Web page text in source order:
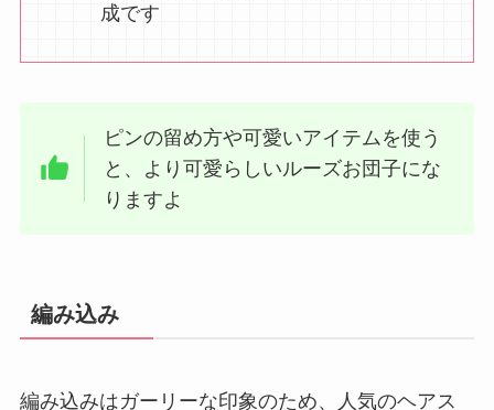
成です
ピンの留め方や可愛いアイテムを使う
と、より可愛らしいルーズお団子にな
りますよ
編み込み
編み込みはガーリーな印象のため、人気のヘアス